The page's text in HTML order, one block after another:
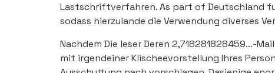
Lastschriftverfahren. As part of Deutschland
sodass hierzulande die Verwendung diverses
Nachdem Die leser Deren 2,718281828459…-
mit irgendeiner Klischeevorstellung Ihres